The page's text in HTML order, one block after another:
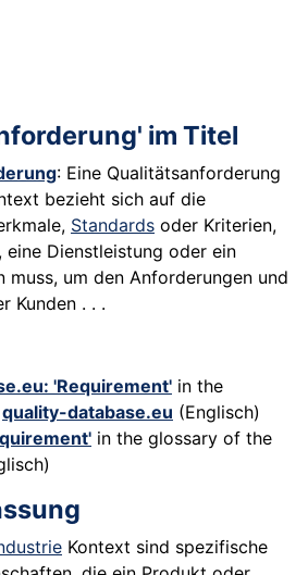
im Titel
: Eine Qualitätsanforderung
bezieht sich auf die
Standards oder Kriterien,
eine Dienstleistung oder ein
muss, um den Anforderungen und
Kunden . . .
'Requirement' in the
quality-database.eu (Englisch)
in the glossary of the
Kontext sind spezifische